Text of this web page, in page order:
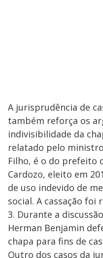
A jurisprudência de
também reforça os
indivisibilidade da
relatado pelo
Filho, é o do prefeito
Cardozo, eleito em
de uso indevido de
social. A cassação foi
3. Durante a
Herman Benjamin
chapa para fins de
Outro dos casos da